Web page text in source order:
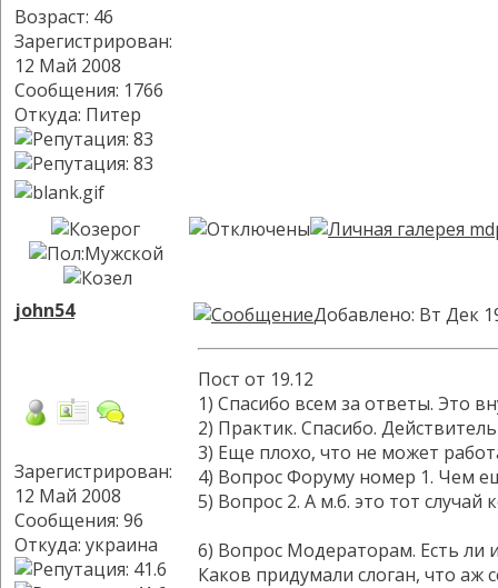
Возраст: 46
Зарегистрирован:
12 Май 2008
Сообщения: 1766
Откуда: Питер
john54
Зарегистрирован:
12 Май 2008
Сообщения: 96
Откуда: украина
Добавлено: Вт Дек
Пост от 19.12
1) Спасибо всем за ответы. Это
2) Практик. Спасибо.
3) Еще плохо, что не может
4) Вопрос Форуму номер 1. Чем
5) Вопрос 2. А м.б. это тот
6) Вопрос Модераторам. Есть ли
Каков придумали слоган, что аж